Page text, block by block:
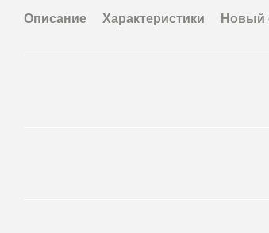
Описание Характеристики Новый